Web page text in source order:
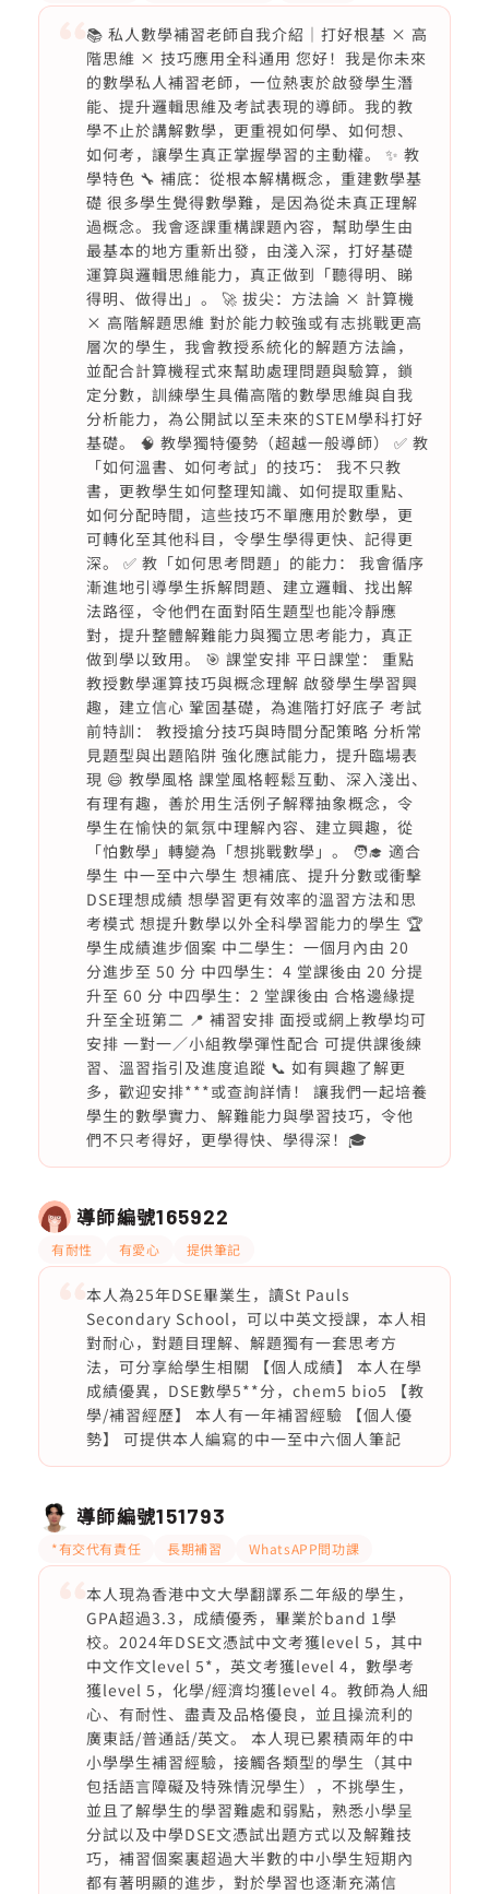
📚 私人數學補習老師自我介紹｜打好根基 × 高
階思維 × 技巧應用全科通用 您好！我是你未來
的數學私人補習老師，一位熱衷於啟發學生潛
能、提升邏輯思維及考試表現的導師。我的教
學不止於講解數學，更重視如何學、如何想、
如何考，讓學生真正掌握學習的主動權。 ✨ 教
學特色 🔧 補底：從根本解構概念，重建數學基
礎 很多學生覺得數學難，是因為從未真正理解
過概念。我會逐課重構課題內容，幫助學生由
最基本的地方重新出發，由淺入深，打好基礎
運算與邏輯思維能力，真正做到「聽得明、睇
得明、做得出」。 🚀 拔尖：方法論 × 計算機
× 高階解題思維 對於能力較強或有志挑戰更高
層次的學生，我會教授系統化的解題方法論，
並配合計算機程式來幫助處理問題與驗算，鎖
定分數，訓練學生具備高階的數學思維與自我
分析能力，為公開試以至未來的STEM學科打好
基礎。 🧠 教學獨特優勢（超越一般導師） ✅ 教
「如何溫書、如何考試」的技巧： 我不只教
書，更教學生如何整理知識、如何提取重點、
如何分配時間，這些技巧不單應用於數學，更
可轉化至其他科目，令學生學得更快、記得更
深。 ✅ 教「如何思考問題」的能力： 我會循序
漸進地引導學生拆解問題、建立邏輯、找出解
法路徑，令他們在面對陌生題型也能冷靜應
對，提升整體解難能力與獨立思考能力，真正
做到學以致用。 🎯 課堂安排 平日課堂： 重點
教授數學運算技巧與概念理解 啟發學生學習興
趣，建立信心 鞏固基礎，為進階打好底子 考試
前特訓： 教授搶分技巧與時間分配策略 分析常
見題型與出題陷阱 強化應試能力，提升臨場表
現 😄 教學風格 課堂風格輕鬆互動、深入淺出、
有理有趣，善於用生活例子解釋抽象概念，令
學生在愉快的氣氛中理解內容、建立興趣，從
「怕數學」轉變為「想挑戰數學」。 🧑‍🎓 適合
學生 中一至中六學生 想補底、提升分數或衝擊
DSE理想成績 想學習更有效率的溫習方法和思
考模式 想提升數學以外全科學習能力的學生 🏆
學生成績進步個案 中二學生：一個月內由 20
分進步至 50 分 中四學生：4 堂課後由 20 分提
升至 60 分 中四學生：2 堂課後由 合格邊緣提
升至全班第二 📍 補習安排 面授或網上教學均可
安排 一對一／小組教學彈性配合 可提供課後練
習、溫習指引及進度追蹤 📞 如有興趣了解更
多，歡迎安排***或查詢詳情！ 讓我們一起培養
學生的數學實力、解難能力與學習技巧，令他
們不只考得好，更學得快、學得深！🎓
導師編號165922
有耐性 有愛心 提供筆記
本人為25年DSE畢業生，讀St Pauls
Secondary School，可以中英文授課，本人相
對耐心，對題目理解、解題獨有一套思考方
法，可分享給學生相關 【個人成績】 本人在學
成績優異，DSE數學5**分，chem5 bio5 【教
學/補習經歷】 本人有一年補習經驗 【個人優
勢】 可提供本人編寫的中一至中六個人筆記
導師編號151793
*有交代有責任 長期補習 WhatsAPP問功課
本人現為香港中文大學翻譯系二年級的學生，
GPA超過3.3，成績優秀，畢業於band 1學
校。2024年DSE文憑試中文考獲level 5，其中
中文作文level 5*，英文考獲level 4，數學考
獲level 5，化學/經濟均獲level 4。教師為人細
心、有耐性、盡責及品格優良，並且操流利的
廣東話/普通話/英文。 本人現已累積兩年的中
小學學生補習經驗，接觸各類型的學生（其中
包括語言障礙及特殊情況學生），不挑學生，
並且了解學生的學習難處和弱點，熟悉小學呈
分試以及中學DSE文憑試出題方式以及解難技
巧，補習個案裏超過大半數的中小學生短期內
都有著明顯的進步，對於學習也逐漸充滿信